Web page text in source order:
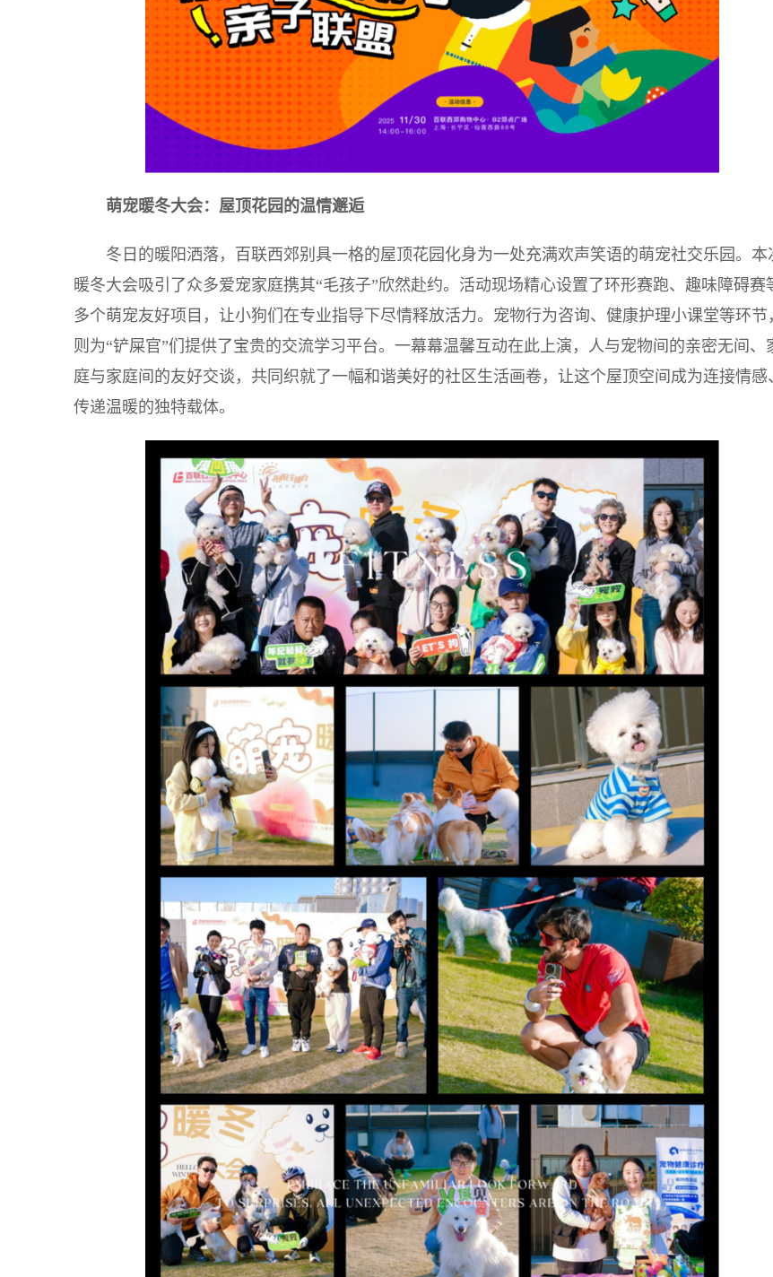
萌宠暖冬大会：屋顶花园的温情邂逅
冬日的暖阳洒落，百联西郊别具一格的屋顶花园化身为一处充满欢声笑语的萌宠社交乐园。本
暖冬大会吸引了众多爱宠家庭携其“毛孩子”欣然赴约。活动现场精心设置了环形赛跑、趣味障碍赛
多个萌宠友好项目，让小狗们在专业指导下尽情释放活力。宠物行为咨询、健康护理小课堂等环节
则为“铲屎官”们提供了宝贵的交流学习平台。一幕幕温馨互动在此上演，人与宠物间的亲密无间、
庭与家庭间的友好交谈，共同织就了一幅和谐美好的社区生活画卷，让这个屋顶空间成为连接情感
传递温暖的独特载体。